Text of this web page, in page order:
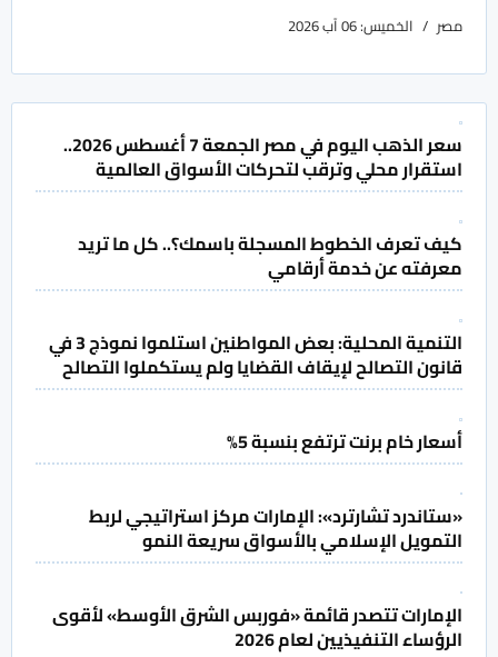
مصر الخميس: 06 آب 2026
سعر الذهب اليوم في مصر الجمعة 7 أغسطس 2026..
استقرار محلي وترقب لتحركات الأسواق العالمية
كيف تعرف الخطوط المسجلة باسمك؟.. كل ما تريد
معرفته عن خدمة أرقامي
التنمية المحلية: بعض المواطنين استلموا نموذج 3 في
قانون التصالح لإيقاف القضايا ولم يستكملوا التصالح
أسعار خام برنت ترتفع بنسبة 5%
«ستاندرد تشارترد»: الإمارات مركز استراتيجي لربط
التمويل الإسلامي بالأسواق سريعة النمو
الإمارات تتصدر قائمة «فوربس الشرق الأوسط» لأقوى
الرؤساء التنفيذيين لعام 2026